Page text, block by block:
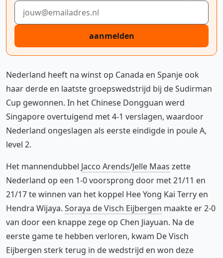
E-mailadres
aanmelden
Nederland heeft na winst op Canada en Spanje ook
haar derde en laatste groepswedstrijd bij de Sudirman
Cup gewonnen. In het Chinese Dongguan werd
Singapore overtuigend met 4-1 verslagen, waardoor
Nederland ongeslagen als eerste eindigde in poule A,
level 2.
Het mannendubbel Jacco Arends/Jelle Maas zette
Nederland op een 1-0 voorsprong door met 21/11 en
21/17 te winnen van het koppel Hee Yong Kai Terry en
Hendra Wijaya. Soraya de Visch Eijbergen maakte er 2-0
van door een knappe zege op Chen Jiayuan. Na de
eerste game te hebben verloren, kwam De Visch
Eijbergen sterk terug in de wedstrijd en won deze